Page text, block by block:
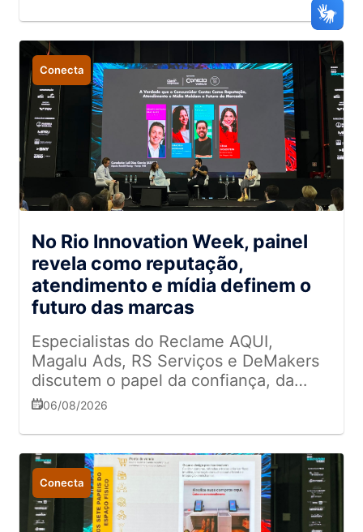
Conecta
No Rio Innovation Week, painel
revela como reputação,
atendimento e mídia definem o
futuro das marcas
Especialistas do Reclame AQUI,
Magalu Ads, RS Serviços e DeMakers
discutem o papel da confiança, da
experiência e da omnicanalidade na
06/08/2026
Conecta